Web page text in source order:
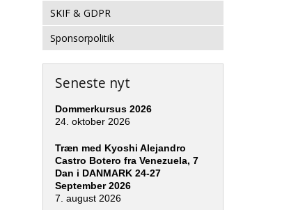
SKIF & GDPR
Sponsorpolitik
Seneste nyt
Dommerkursus 2026
24. oktober 2026
Træn med Kyoshi Alejandro
Castro Botero fra Venezuela, 7
Dan i DANMARK 24-27
September 2026
7. august 2026